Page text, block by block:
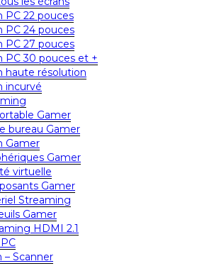
PC 22 pouces
PC 24 pouces
PC 27 pouces
PC 30 pouces et +
haute résolution
incurvé
Gamer
bureau Gamer
Gamer
Gamer
virtuelle
Gamer
Streaming
Gamer
HDMI 2.1
– Scanner